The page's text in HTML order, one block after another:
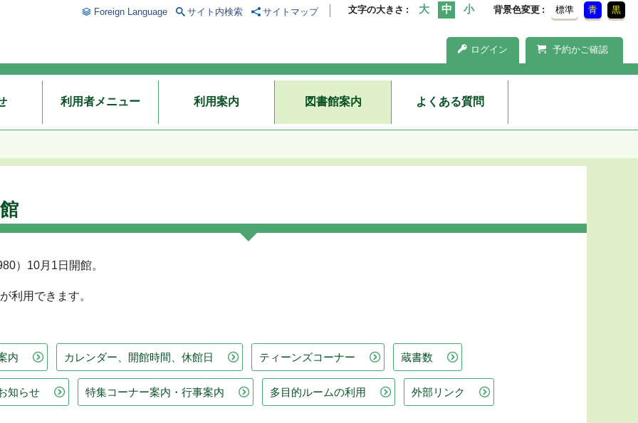
文字の大きさ 背景色変更 標準 青 黒
ログイン 予約かご確認
Foreign Language サイト内検索 サイトマップ
利用者メニュー 利用案内 図書館案内 よくある質問
）10月1日開館。
利用できます。
内 カレンダー、開館時間、休館日 ティーンズコーナー 蔵書数
知らせ 特集コーナー案内・行事案内 多目的ルームの利用 外部リンク